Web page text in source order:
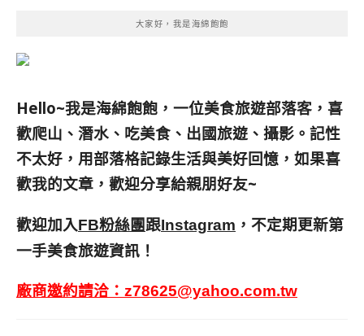
大家好，我是海綿飽飽
Hello~我是海綿飽飽，一位美食旅遊部落客， 喜
歡爬山、潛水、吃美食、出國旅遊、攝影。 記性
不太好，用部落格記錄生活與美好回憶， 如果喜
歡我的文章，歡迎分享給親朋好友~
歡迎加入FB粉絲團跟Instagram ，不定期更新第
一手美食旅遊資訊！
廠商邀約請洽： z78625@yahoo.com.tw